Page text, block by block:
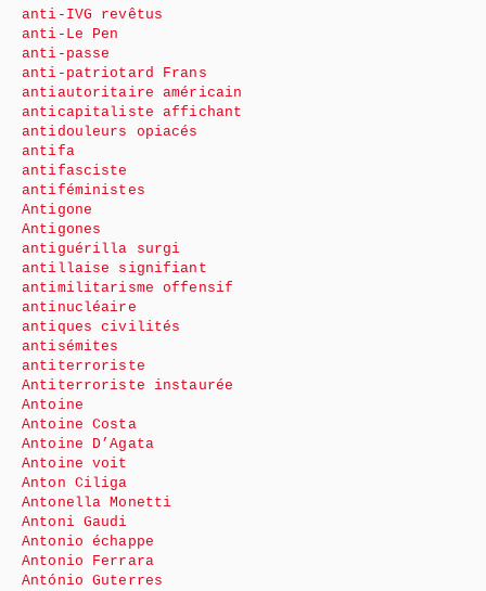
anti-IVG revêtus
anti-Le Pen
anti-passe
anti-patriotard Frans
antiautoritaire américain
anticapitaliste affichant
antidouleurs opiacés
antifa
antifasciste
antiféministes
Antigone
Antigones
antiguérilla surgi
antillaise signifiant
antimilitarisme offensif
antinucléaire
antiques civilités
antisémites
antiterroriste
Antiterroriste instaurée
Antoine
Antoine Costa
Antoine D’Agata
Antoine voit
Anton Ciliga
Antonella Monetti
Antoni Gaudi
Antonio échappe
Antonio Ferrara
António Guterres